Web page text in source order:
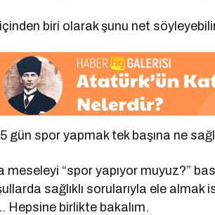
biri olarak şunu net
gün spor yapmak tek başına ne
meseleyi “spor yapıyor muyuz?”
sağlıklı sorularıyla ele
Hepsine birlikte bakalım.